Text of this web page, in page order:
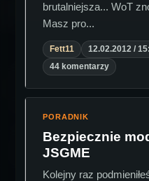
brutalniejsza... WoT
Masz pro...
Fett11 12.02.2012 /
44 komentarzy
PORADNIK
Bezpiecznie
JSGME
Kolejny raz